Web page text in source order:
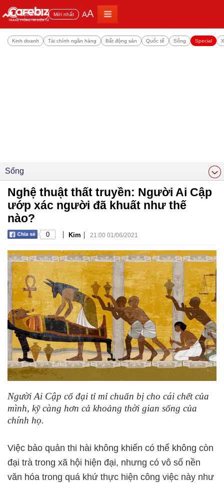
Đọc nhiều Mới nhất AA
Kinh doanh Tài chính ngân hàng Bất động sản Quốc tế Sống Special
Sống
Nghệ thuật thất truyền: Người Ai Cập
ướp xác người đã khuất như thế
nào?
0 | Kim | 21:00 01/06/2021
Người Ai Cập cổ đại tỉ mỉ chuẩn bị cho cái chết của
mình, kỹ càng hơn cả khoảng thời gian sống của
chính họ.
Việc bảo quản thi hài không khiến có thể không còn
đại trà trong xã hội hiện đại, nhưng có vô số nền
văn hóa trong quá khứ thực hiện công việc này như